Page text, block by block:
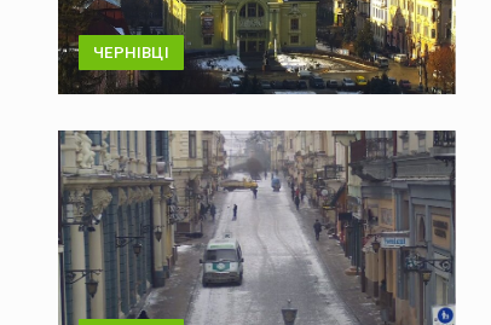
ЧЕРНІВЦІ